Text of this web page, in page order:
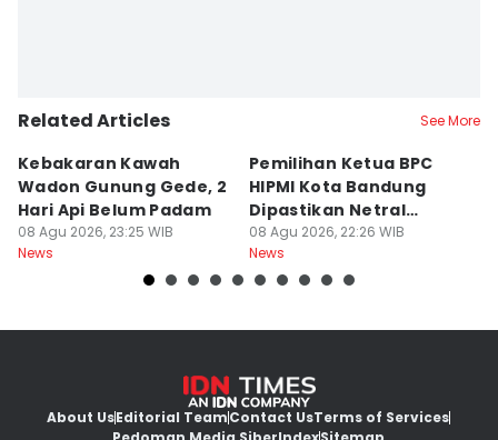
Related Articles See More
Kebakaran Kawah
Wadon Gunung Gede, 2
Hari Api Belum Padam
08 Agu 2026, 23:25 WIB
News
Pemilihan Ketua BPC
HIPMI Kota Bandung
Dipastikan Netral
Tanpa Tekanan
08 Agu 2026, 22:26 WIB
News
About UsEditorial TeamContact UsTerms of Services